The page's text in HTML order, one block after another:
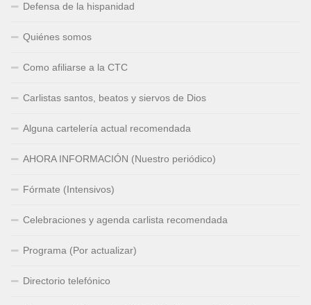
Defensa de la hispanidad
Quiénes somos
Como afiliarse a la CTC
Carlistas santos, beatos y siervos de Dios
Alguna cartelería actual recomendada
AHORA INFORMACIÓN (Nuestro periódico)
Fórmate (Intensivos)
Celebraciones y agenda carlista recomendada
Programa (Por actualizar)
Directorio telefónico